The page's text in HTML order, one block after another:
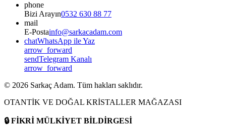
phone
Bizi Arayın0532 630 88 77
mail
E-Postainfo@sarkacadam.com
chatWhatsApp ile Yaz
arrow_forward
sendTelegram Kanalı
arrow_forward
© 2026 Sarkaç Adam. Tüm hakları saklıdır.
OTANTİK VE DOĞAL KRİSTALLER MAĞAZASI
🔒FİKRİ MÜLKİYET BİLDİRGESİ